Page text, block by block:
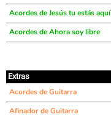
Acordes de Jesús tu estás aquí
Acordes de Ahora soy libre
Extras
Acordes de Guitarra
Afinador de Guitarra